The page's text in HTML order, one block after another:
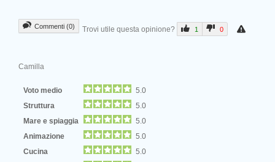
Commenti (0) Trovi utile questa opinione? 1 0
Camilla
Voto medio
5.0
Struttura
5.0
Mare e spiaggia
5.0
Animazione
5.0
Cucina
5.0